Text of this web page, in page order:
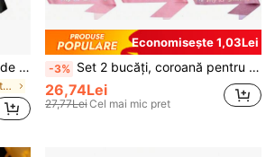
Set de eșarfe pentru petrecere de burlac cu folie aurie | Combinație de eșarfe pentru mire și cavalerii mirei, eșarfă neagră Groom Squad, potrivită pentru petrecere de burlac, decor pentru petrecere bridal shower, cadouri și accesorii pentru shower
în Poliester Alte favoruri de partid
Economisește 1,03Lei
-3% Set 2 bucăți, coroană pentru femei, roz, pentru vârstele 5, 6, 7, 8, 9, 10, 13, 16, 18 ani, bandă pentru păr cu pieptăn, tiară decorativă cu stras și cristal, decor pentru aniversare, La Mulți Ani, eșarfă satinată pentru petrecere de zi de naștere
26,74Lei
27,77LeiCel mai mic pret